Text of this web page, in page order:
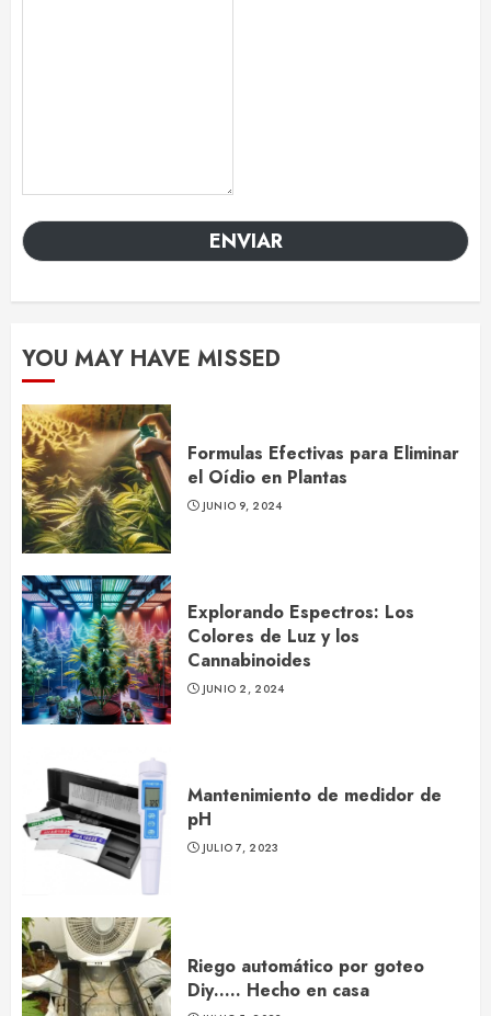
ENVIAR
YOU MAY HAVE MISSED
Formulas Efectivas para Eliminar
el Oídio en Plantas
JUNIO 9, 2024
Explorando Espectros: Los
Colores de Luz y los
Cannabinoides
JUNIO 2, 2024
Mantenimiento de medidor de
pH
JULIO 7, 2023
Riego automático por goteo
Diy….. Hecho en casa